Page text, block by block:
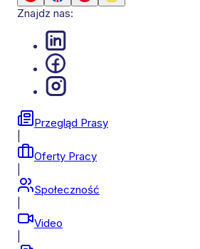
Znajdz nas:
Przegląd Prasy
Oferty Pracy
Społeczność
Video